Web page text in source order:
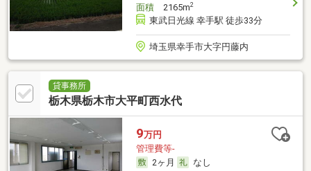
面積2165m2
東武日光線 幸手駅 徒歩33分
埼玉県幸手市大字円藤内
貸事務所
栃木県栃木市大平町西水代
9万円
管理費等-
2ヶ月
なし